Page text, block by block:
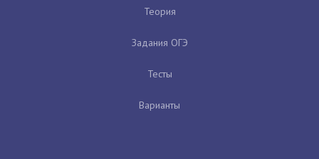
Теория
Задания ОГЭ
Тесты
Варианты